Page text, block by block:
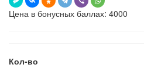
Цена в бонусных баллах: 4000
Кол-во